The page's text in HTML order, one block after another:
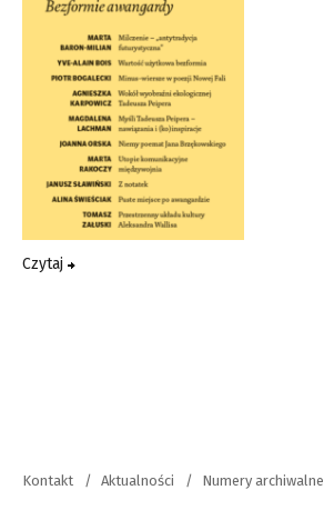
Czytaj
Kontakt Aktualności Numery archiwalne